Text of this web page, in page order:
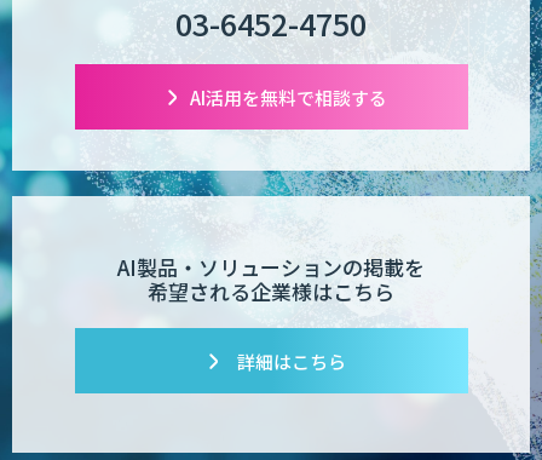
【営業特化】AIエージェント構築サービ
ス
TIGEREYE AGENT
03-6452-4750
AI活用を無料で相談する
AI製品・ソリューションの掲載を
希望される企業様はこちら
詳細はこちら